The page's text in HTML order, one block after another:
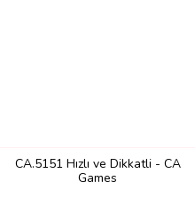
CA.5151 Hızlı ve Dikkatli - CA
Games